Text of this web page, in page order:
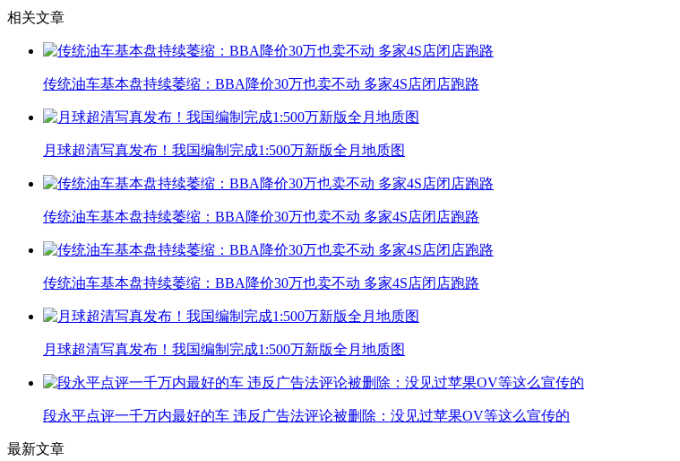
相关文章
传统油车基本盘持续萎缩：BBA降价30万也卖不动 多家4S店闭店跑路
月球超清写真发布！我国编制完成1:500万新版全月地质图
传统油车基本盘持续萎缩：BBA降价30万也卖不动 多家4S店闭店跑路
传统油车基本盘持续萎缩：BBA降价30万也卖不动 多家4S店闭店跑路
月球超清写真发布！我国编制完成1:500万新版全月地质图
段永平点评一千万内最好的车 违反广告法评论被删除：没见过苹果OV等这么宣传的
最新文章